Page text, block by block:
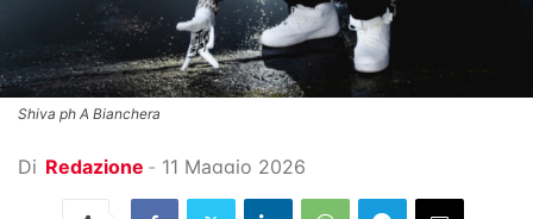
Shiva ph A Bianchera
Di Redazione - 11 Maggio 2026